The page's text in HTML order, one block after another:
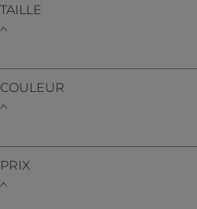
TAILLE
COULEUR
PRIX